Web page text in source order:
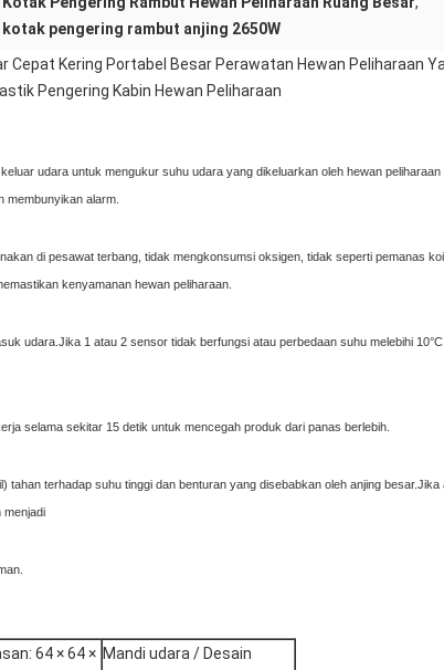
kotak pengering rambut anjing 2650W
Cepat Kering Portabel Besar Perawatan Hewan Peliharaan
Pengering Kabin Hewan Peliharaan
udara untuk mengukur suhu udara yang dikeluarkan oleh hewan peliharaan
membunyikan alarm.
di pesawat terbang, tidak mengkonsumsi oksigen, tidak seperti pemanas
kenyamanan hewan peliharaan.
udara.Jika 1 atau 2 sensor tidak berfungsi atau perbedaan suhu melebihi
selama sekitar 15 detik untuk mencegah produk dari panas berlebih.
tahan terhadap suhu tinggi dan benturan yang disebabkan oleh anjing
menjadi
64 × 64 × Mandi udara / Desain